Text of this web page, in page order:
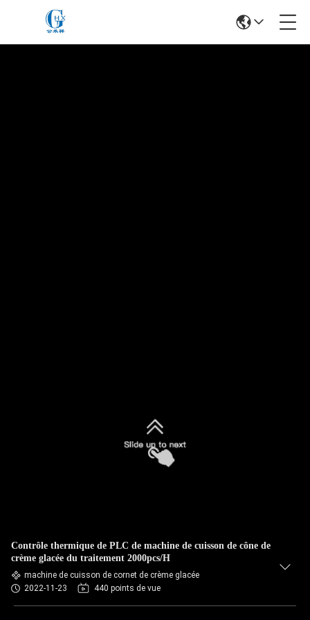
Contrôle thermique de PLC de machine de cuisson de cône de
crème glacée du traitement 2000pcs/H
machine de cuisson de cornet de crème glacée
2022-11-23
440 points de vue